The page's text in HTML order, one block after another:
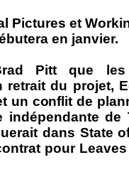
Pictures et
en janvier.
Pitt que
retrait du projet,
un conflit de
indépendante
dans State
pour